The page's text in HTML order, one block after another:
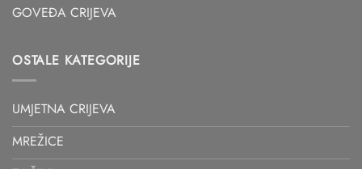
GOVEĐA CRIJEVA
OSTALE KATEGORIJE
UMJETNA CRIJEVA
MREŽICE